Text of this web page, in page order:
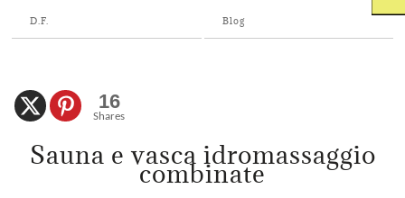
D.F. Blog
16
Shares
Sauna e vasca idromassaggio
combinate